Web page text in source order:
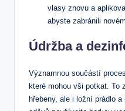
vlasy znovu a
abyste zabránili
Údržba a
Významnou součástí
které mohou vši potkat. To
hřebeny, ale i ložní prádlo